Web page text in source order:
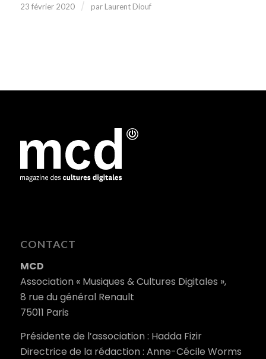
23 février 2020 / par Laurent Diouf
CONTACT
MCD
Association « Musiques & Cultures Digitales »,
8 rue du général Renault
75011 Paris
Présidente de l’association : Hadda Fizir
Directrice de la rédaction : Anne-Cécile Worms